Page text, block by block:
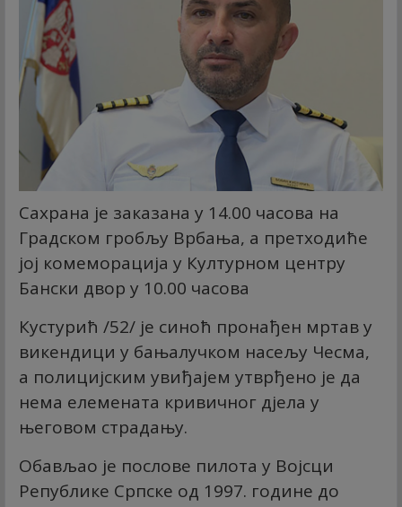
Сахрана је заказана у 14.00 часова на
Градском гробљу Врбања, а претходиће
јој комеморација у Културном центру
Бански двор у 10.00 часова
Кустурић /52/ је синоћ пронађен мртав у
викендици у бањалучком насељу Чесма,
а полицијским увиђајем утврђено је да
нема елемената кривичног дјела у
његовом страдању.
Обављао је послове пилота у Војсци
Републике Српске од 1997. године до